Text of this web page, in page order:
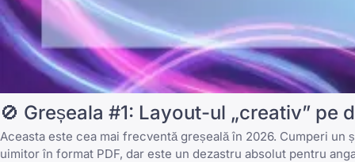
🚫 Greșeala #1: Layout-ul „creativ” pe
Aceasta este cea mai frecventă greșeală în 2026. Cumperi
uimitor în format PDF, dar este un dezastru absolut pentru